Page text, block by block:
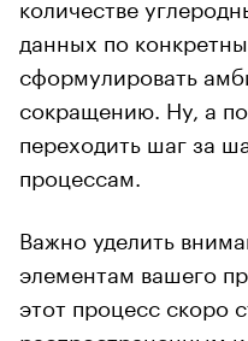
данных по
сформулировать
сокращению. Ну, а
переходить шаг за
процессам.
Важно уделить
элементам вашего
этот процесс скоро